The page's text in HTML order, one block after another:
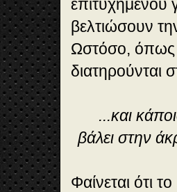
επιτυχημένου
βελτιώσουν
Ωστόσο, όπως
διατηρούνται
...και
βάλει στην
Φαίνεται ότι